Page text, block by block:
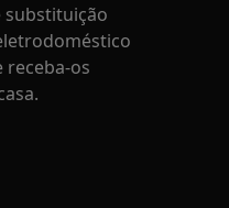
substituição
receba-os